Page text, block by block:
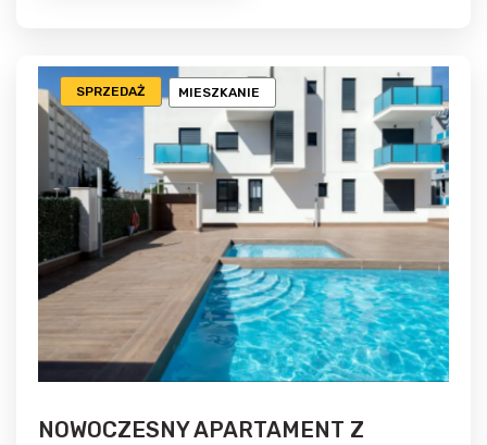
MIESZKANIE
SPRZEDAŻ
NOWOCZESNY APARTAMENT Z